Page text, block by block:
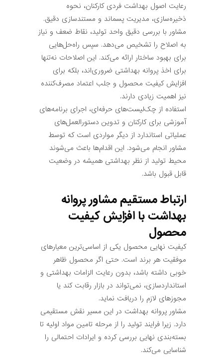
رعایت اصول بهداشت فردی کارکنان، نحوه
ذخیره‌سازی، مدیریت پسماند و مستندسازی دقیق.
مشاور با بررسی دقیق واحد تولید، نقاط ضعف و نیاز
به اصلاح را تشخیص می‌دهد. سپس راه‌حل‌هایی
برای بهبود ساختار ارائه می‌کند. این اصلاحات نه‌تنها
برای اخذ پروانه بهداشتی ضروری‌اند، بلکه برای
افزایش کیفیت محصول و جلب اعتماد مصرف‌کننده
نیز اهمیت زیادی دارند.
استفاده از چک‌لیست‌های حرفه‌ای، اجرای برنامه‌های
آموزشی برای کارکنان و تدوین دستورالعمل‌های
عملیاتی استاندارد از دیگر مواردی است که توسط
مشاور انجام می‌شود. این اقدام‌ها باعث می‌شوند
محیط تولید از نظر بهداشتی همیشه در وضعیت
قابل قبول باشد.
ارتباط مستقیم مشاور پروانه
بهداشت با افزایش کیفیت
محصول
کیفیت نهایی محصول یکی از اساسی‌ترین معیارهای
موفقیت هر برند است. حتی اگر محصول ظاهر
خوبی داشته باشد، بدون رعایت الزامات بهداشتی و
استانداردسازی، نمی‌تواند در بازار رقابت کند یا
مجوزهای لازم را دریافت نماید.
مشاور پروانه بهداشت در این مسیر نقش مستقیمی
دارد. زیرا فرایند تولید را از مرحله تامین مواد اولیه تا
بسته‌بندی نهایی بررسی کرده و ایرادات احتمالی را
شناسایی می‌کند.